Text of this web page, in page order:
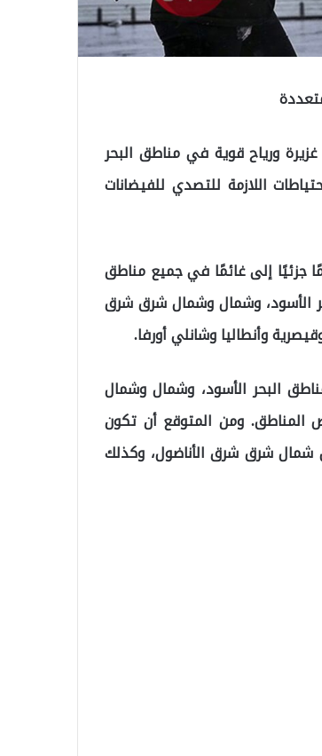
ورياح قوية في مناطق البحر
اللازمة للتصدي للفيضانات
جزئيًا إلى غائمًا في جميع مناطق
الأسود، وشمال وشمال شرق شرق
وأنطاليا وشانلي أورفا.
البحر الأسود، وشمال وشمال
ومن المتوقع أن تكون
شمال شرق شرق الأناضول، وكذلك